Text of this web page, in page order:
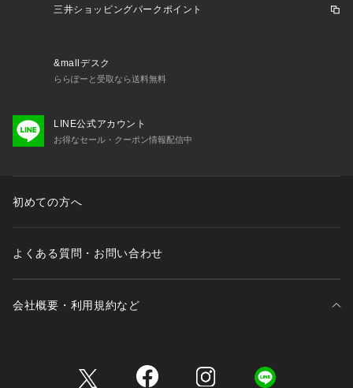
しに寄り添い、どんな日も共に過ごす相棒として、あなたの
温かみのあるキャンバス地は、使うほどに手に馴染み、日々の
生活に寄り添う相棒のような存在。カジュアルな装いにぴった
して長く愛用していただけます。
マルな場面でも活躍します。耐久性にも優れているため、日々
の使用にも安心してお使いいただけます。
り、シンプルながらも使い勝手の良さを追求しました。持つた
6684232210　｢tagAlong｣butterfly canvas logo M
三井ショッピングパークポイント
&mallデスク
ららぽーと受取なら送料無料
LINE公式アカウント
お得なセール・クーポン情報配信中
初めての方へ
よくある質問・お問い合わせ
会社概要・利用規約など